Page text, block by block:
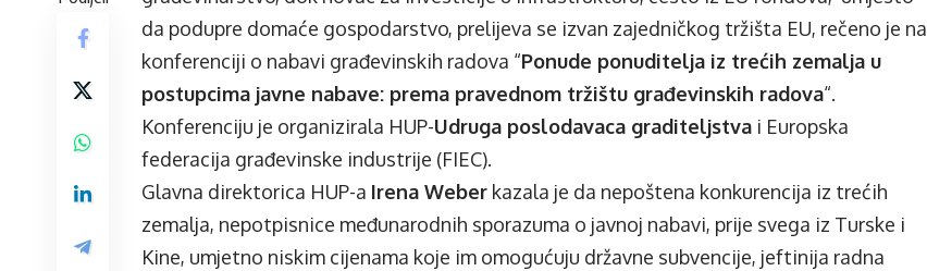
da podupre domaće gospodarstvo, prelijeva se izvan zajedničkog tržišta EU, rečeno je na
konferenciji o nabavi građevinskih radova “Ponude ponuditelja iz trećih zemalja u
postupcima javne nabave: prema pravednom tržištu građevinskih radova“.
Konferenciju je organizirala HUP-Udruga poslodavaca graditeljstva i Europska
federacija građevinske industrije (FIEC).
Glavna direktorica HUP-a Irena Weber kazala je da nepoštena konkurencija iz trećih
zemalja, nepotpisnice međunarodnih sporazuma o javnoj nabavi, prije svega iz Turske i
Kine, umjetno niskim cijenama koje im omogućuju državne subvencije, jeftinija radna